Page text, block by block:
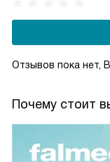
условия на кухне.
Отзывов пока нет,
Почему стоит